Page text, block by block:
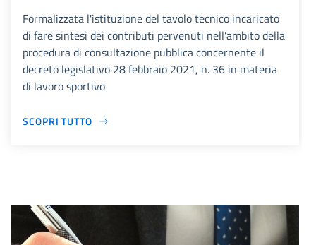
Formalizzata l'istituzione del tavolo tecnico incaricato
di fare sintesi dei contributi pervenuti nell'ambito della
procedura di consultazione pubblica concernente il
decreto legislativo 28 febbraio 2021, n. 36 in materia
di lavoro sportivo
SCOPRI TUTTO